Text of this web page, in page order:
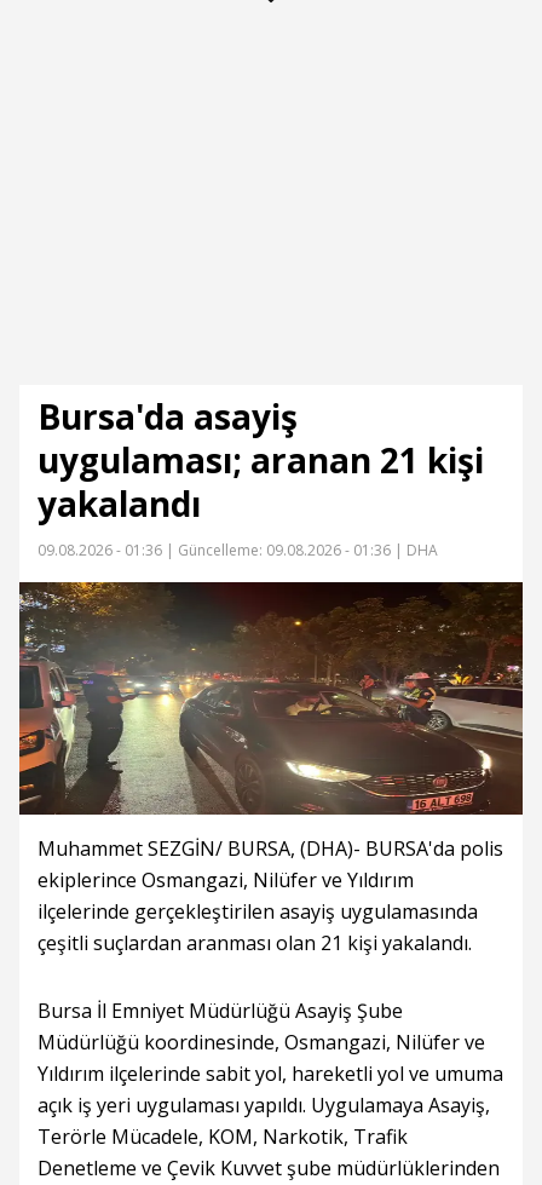
Bursa'da asayiş
uygulaması; aranan 21 kişi
yakalandı
09.08.2026 - 01:36 | Güncelleme: 09.08.2026 - 01:36 | DHA
Muhammet SEZGİN/ BURSA, (DHA)- BURSA'da polis
ekiplerince Osmangazi, Nilüfer ve Yıldırım
ilçelerinde gerçekleştirilen asayiş uygulamasında
çeşitli suçlardan aranması olan 21 kişi yakalandı.
Bursa İl Emniyet Müdürlüğü Asayiş Şube
Müdürlüğü koordinesinde, Osmangazi, Nilüfer ve
Yıldırım ilçelerinde sabit yol, hareketli yol ve umuma
açık iş yeri uygulaması yapıldı. Uygulamaya Asayiş,
Terörle Mücadele, KOM, Narkotik, Trafik
Denetleme ve Çevik Kuvvet şube müdürlüklerinden